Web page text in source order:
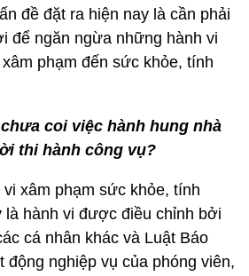
đề đặt ra hiện nay là cần phải
để ngăn ngừa những hành vi
phạm đến sức khỏe, tính
coi việc hành hung nhà
thi hành công vụ?
xâm phạm sức khỏe, tính
là hành vi được điều chỉnh bởi
cá nhân khác và Luật Báo
động nghiệp vụ của phóng viên,